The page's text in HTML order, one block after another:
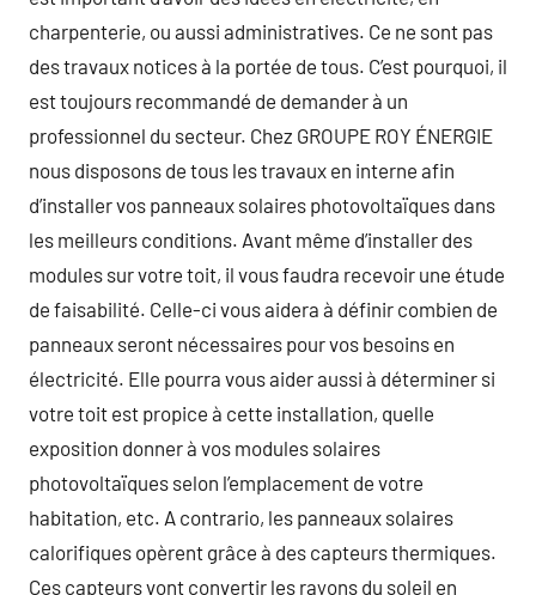
charpenterie, ou aussi administratives. Ce ne sont pas
des travaux notices à la portée de tous. C’est pourquoi, il
est toujours recommandé de demander à un
professionnel du secteur. Chez GROUPE ROY ÉNERGIE
nous disposons de tous les travaux en interne afin
d’installer vos panneaux solaires photovoltaïques dans
les meilleurs conditions. Avant même d’installer des
modules sur votre toit, il vous faudra recevoir une étude
de faisabilité. Celle-ci vous aidera à définir combien de
panneaux seront nécessaires pour vos besoins en
électricité. Elle pourra vous aider aussi à déterminer si
votre toit est propice à cette installation, quelle
exposition donner à vos modules solaires
photovoltaïques selon l’emplacement de votre
habitation, etc. A contrario, les panneaux solaires
calorifiques opèrent grâce à des capteurs thermiques.
Ces capteurs vont convertir les rayons du soleil en